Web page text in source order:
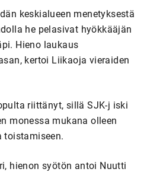
keskialueen menetyksestä
he pelasivat hyökkääjän
Hieno laukaus
kertoi Liikaoja vieraiden
riittänyt, sillä SJK-j iski
monessa mukana olleen
toistamiseen.
hienon syötön antoi Nuutti